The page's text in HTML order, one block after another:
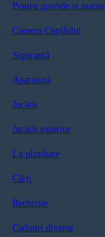
Pentru gravide si mame
Camera Copilului
Siguranță
Aparatură
Jucării
Jucării exterior
La plimbare
Cărți
Rechizite
Cadouri diverse